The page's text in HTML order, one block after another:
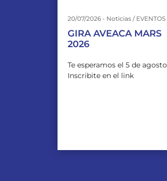
20/07/2026 - Noticias / EVENTOS
GIRA AVEACA MARS
2026
Te esperamos el 5 de
Inscribite en el link